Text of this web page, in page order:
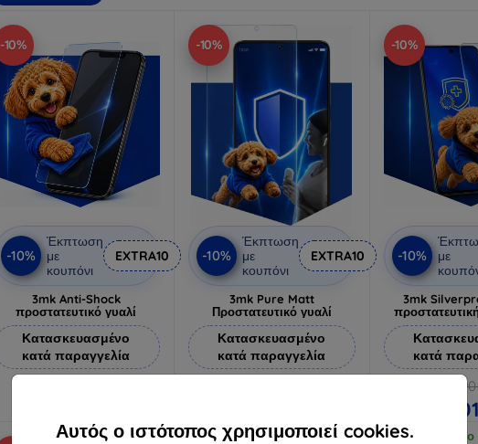
Αυτός ο ιστότοπος χρησιμοποιεί cookies.
-10%
-10%
Έκπτωση
με
κουπόνι
EXTRA10
3mk Anti-Shock
προστατευτικό γυαλί
Κατασκευασμένο
κατά παραγγελία
Διαθέσιμο > 5 τεμ
-10%
-10%
Έκπτωση
με
κουπόνι
EXTRA10
3mk Pure Matt
Προστατευτικό γυαλί
Κατασκευασμένο
κατά παραγγελία
Διαθέσιμο > 5 τεμ
-10%
-10%
με
3mk
κατά